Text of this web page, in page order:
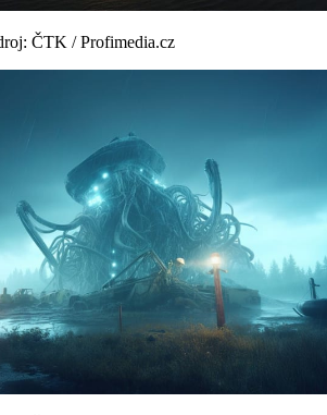
ČTK / Profimedia.cz